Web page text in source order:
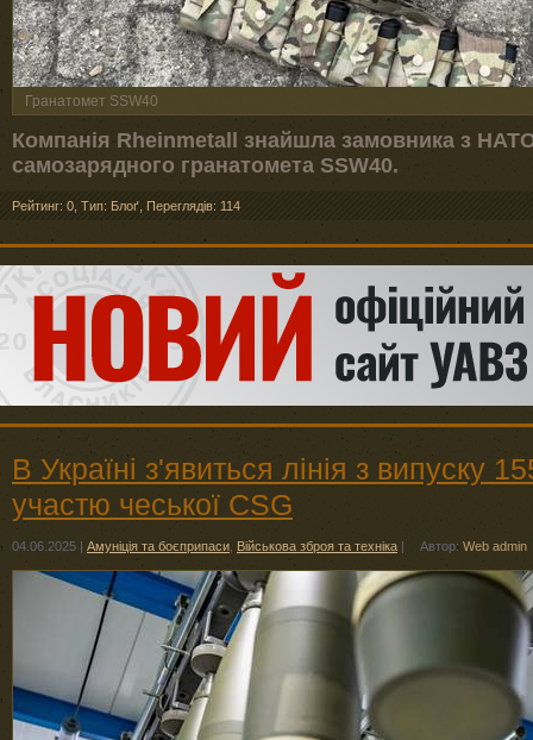
Гранатомет SSW40
Компанія Rheinmetall знайшла замовника з
самозарядного гранатомета SSW40.
Рейтинг: 0 Тип: Блоґ Переглядів: 114
В Україні з'явиться лінія з випуску
участю чеської CSG
04.06.2025 | Амуніція та боєприпаси Військова зброя та техніка | Автор: Web admin